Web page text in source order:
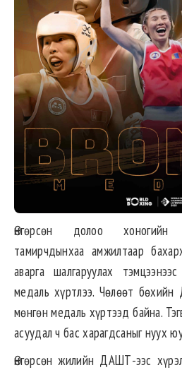
Өнгөрсөн долоо хоногийн
тамирчдынхаа амжилтаар
аварга шалгаруулах
медаль хүртлээ. Чөлөөт
мөнгөн медаль хүртээд байна.
асуудал ч бас харагдсаныг нуух
Өнгөрсөн жилийн ДАШТ-ээс